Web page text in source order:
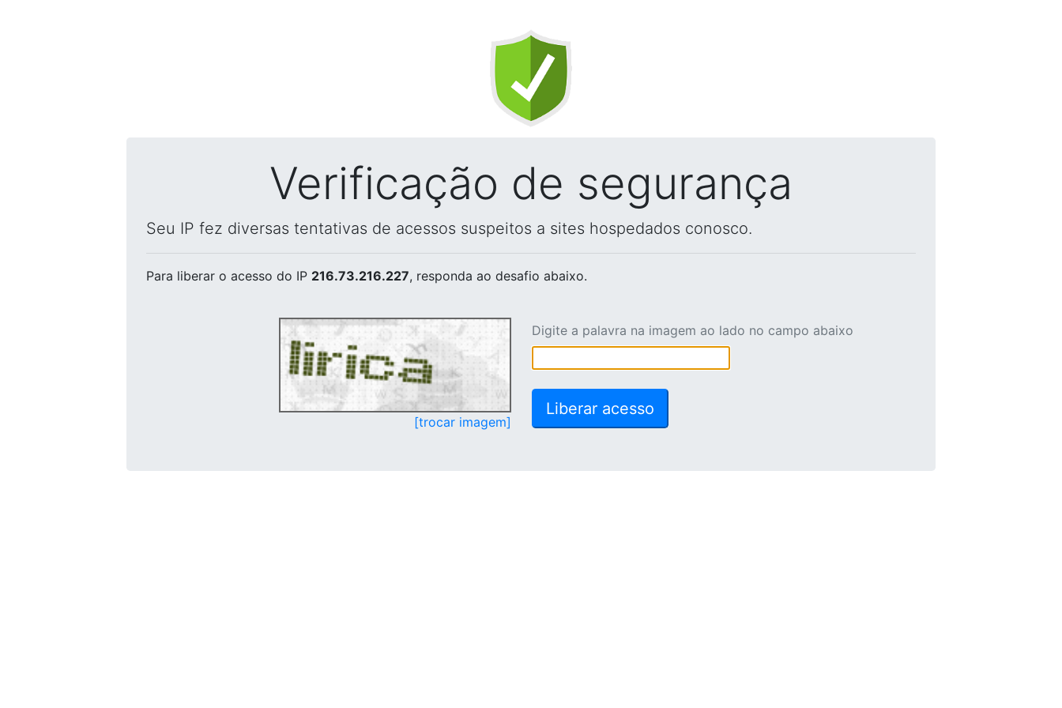
Verificação de segurança
Seu IP fez diversas tentativas de acessos suspeitos a sites hospedados conosco.
Para liberar o acesso do IP 216.73.216.227, responda ao desafio abaixo.
[trocar imagem]
Digite a palavra na imagem ao lado no campo abaixo